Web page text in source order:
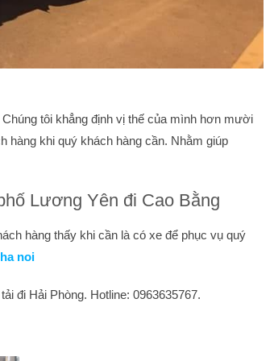
tôi khẳng định vị thế của mình hơn mười
hàng khi quý khách hàng cần. Nhằm giúp
Lương Yên đi Cao Bằng
hàng thấy khi cần là có xe để phục vụ quý
noi
đi Hải Phòng. Hotline: 0963635767.